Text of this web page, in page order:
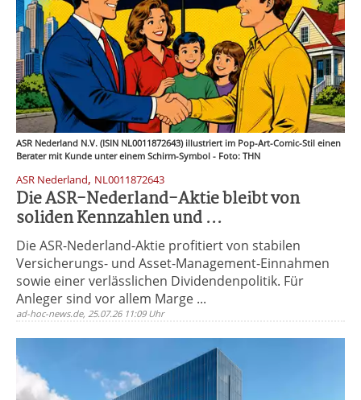
ASR Nederland N.V. (ISIN NL0011872643) illustriert im Pop-Art-Comic-Stil einen
Berater mit Kunde unter einem Schirm-Symbol - Foto: THN
ASR Nederland, NL0011872643
Die ASR-Nederland-Aktie bleibt von
soliden Kennzahlen und ...
Die ASR-Nederland-Aktie profitiert von stabilen
Versicherungs- und Asset-Management-Einnahmen
sowie einer verlässlichen Dividendenpolitik. Für
Anleger sind vor allem Marge ...
ad-hoc-news.de, 25.07.26 11:09 Uhr